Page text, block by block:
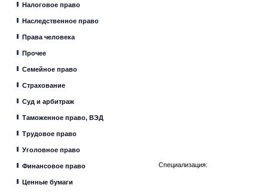
Налоговое право
Наследственное право
Права человека
Прочее
Семейное право
Страхование
Суд и арбитраж
Таможенное право, ВЭД
Трудовое право
Уголовное право
Финансовое право
Ценные бумаги
Специализация: